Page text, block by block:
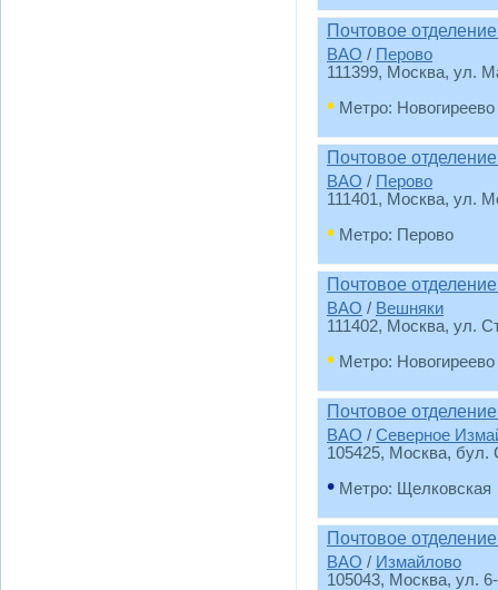
Почтовое
ВАО / Перово
111399, Москва, ул.
• Метро: Новогиреево
Почтовое
ВАО / Перово
111401 , Москва, ул.
• Метро: Перово
Почтовое
ВАО / Вешняки
111402, Москва, ул.
• Метро: Новогиреево
Почтовое
ВАО / Северное
105425, Москва, бул.
• Метро: Щелковская
Почтовое
ВАО / Измайлово
105043, Москва, ул.